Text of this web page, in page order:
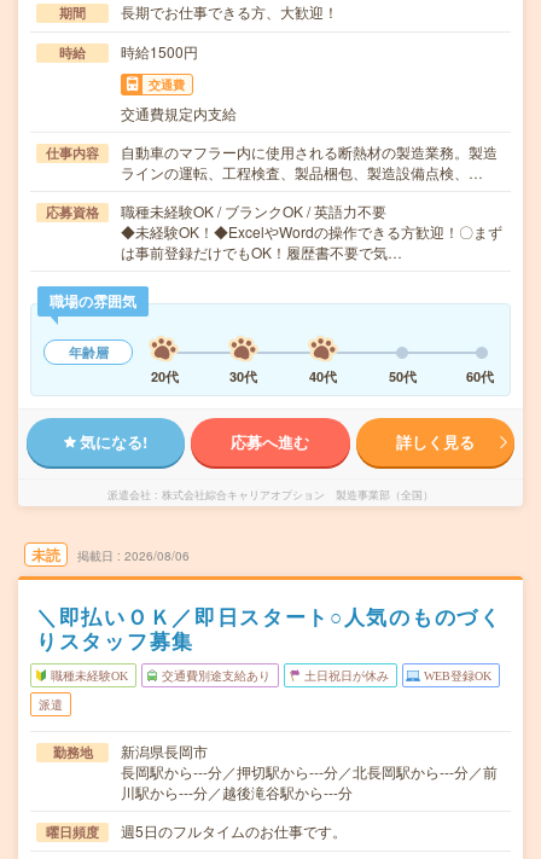
期間 長期でお仕事できる方、大歓迎！
時給 時給1500円
交通費
交通費規定内支給
仕事内容
自動車のマフラー内に使用される断熱材の製造業務。製造
ラインの運転、工程検査、製品梱包、製造設備点検、…
応募資格
職種未経験OK / ブランクOK / 英語力不要
◆未経験OK！◆ExcelやWordの操作できる方歓迎！〇まず
は事前登録だけでもOK！履歴書不要で気…
職場の雰囲気
年齢層
20代
30代 40代 50代 60代
気になる! 応募へ進む 詳しく見る
派遣会社 株式会社綜合キャリアオプション 製造事業部（全国）
未読 掲載日 2026/08/06
＼即払いＯＫ／即日スタート○人気のものづく
りスタッフ募集
職種未経験OK 交通費別途支給あり 土日祝日が休み WEB登録OK
派遣
勤務地
新潟県長岡市
長岡駅から---分／押切駅から---分／北長岡駅から---分／前
川駅から---分／越後滝谷駅から---分
曜日頻度 週5日のフルタイムのお仕事です。